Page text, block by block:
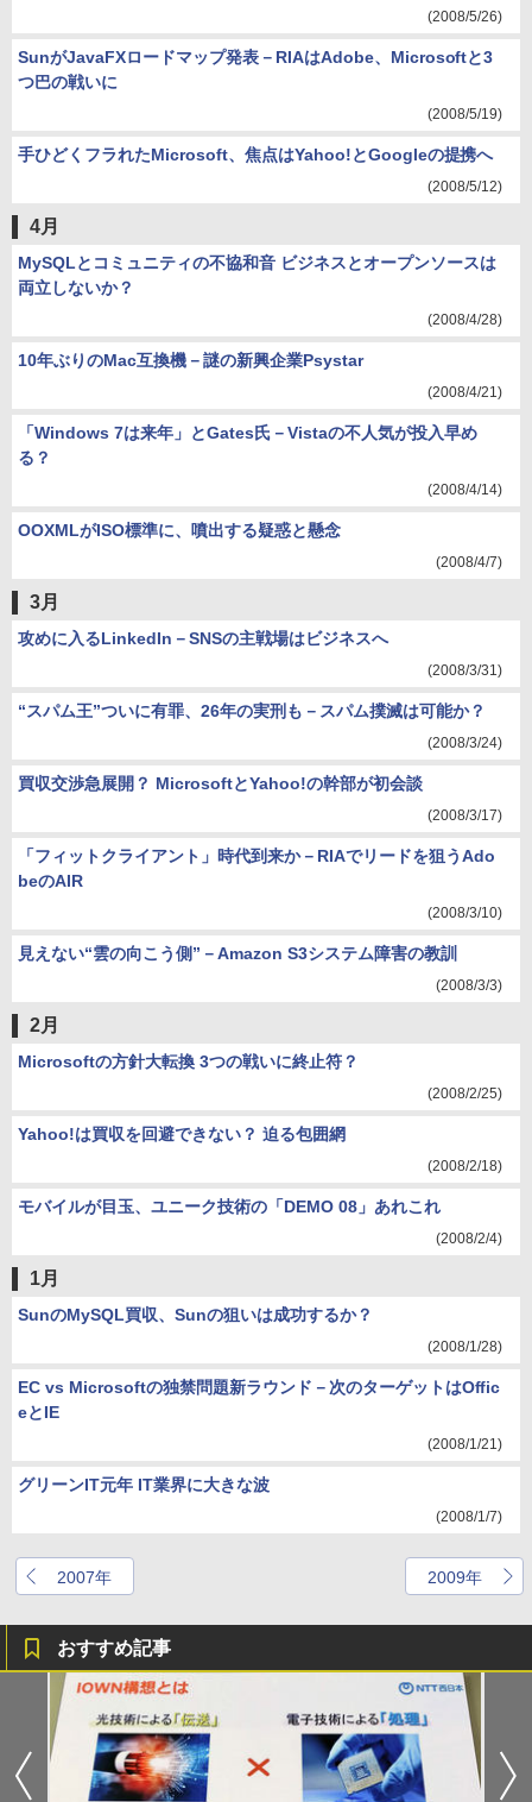
(2008/5/26)
SunがJavaFXロードマップ発表－RIAはAdobe、Microsoftと3
つ巴の戦いに
(2008/5/19)
手ひどくフラれたMicrosoft、焦点はYahoo!とGoogleの提携へ
(2008/5/12)
4月
MySQLとコミュニティの不協和音 ビジネスとオープンソースは
両立しないか？
(2008/4/28)
10年ぶりのMac互換機－謎の新興企業Psystar
(2008/4/21)
「Windows 7は来年」とGates氏－Vistaの不人気が投入早め
る？
(2008/4/14)
OOXMLがISO標準に、噴出する疑惑と懸念
(2008/4/7)
3月
攻めに入るLinkedIn－SNSの主戦場はビジネスへ
(2008/3/31)
“スパム王”ついに有罪、26年の実刑も－スパム撲滅は可能か？
(2008/3/24)
買収交渉急展開？ MicrosoftとYahoo!の幹部が初会談
(2008/3/17)
「フィットクライアント」時代到来か－RIAでリードを狙うAdo
beのAIR
(2008/3/10)
見えない“雲の向こう側”－Amazon S3システム障害の教訓
(2008/3/3)
2月
Microsoftの方針大転換 3つの戦いに終止符？
(2008/2/25)
Yahoo!は買収を回避できない？ 迫る包囲網
(2008/2/18)
モバイルが目玉、ユニーク技術の「DEMO 08」あれこれ
(2008/2/4)
1月
SunのMySQL買収、Sunの狙いは成功するか？
(2008/1/28)
EC vs Microsoftの独禁問題新ラウンド－次のターゲットはOffic
eとIE
(2008/1/21)
グリーンIT元年 IT業界に大きな波
(2008/1/7)
2007年 2009年
おすすめ記事